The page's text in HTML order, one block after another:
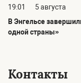
19:01
5 августа
В Энгельсе
одной страны»
Контакты